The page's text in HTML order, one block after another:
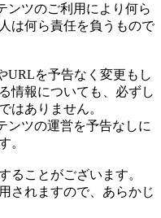
ンツのご利用により何ら
は何ら責任を負うもので
URLを予告なく変更もし
情報についても、必ずし
はありません。
ンツの運営を予告なしに
。
ることがございます。
されますので、あらかじ